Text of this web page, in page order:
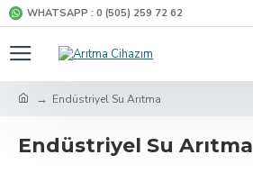
WHATSAPP : 0 (505) 259 72 62
Endüstriyel Su Arıtma
Endüstriyel Su Arıtma